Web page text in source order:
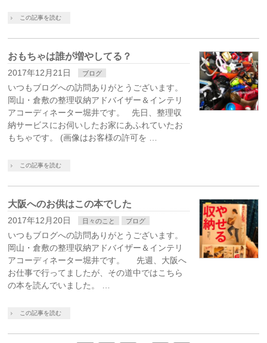
この記事を読む
おもちゃは誰が増やしてる？
2017年12月21日 ブログ
いつもブログへの訪問ありがとうございます。
岡山・倉敷の整理収納アドバイザー＆インテリ
アコーディネーター堀井です。 先日、整理収
納サービスにお伺いしたお家にあふれていたお
もちゃです。 (画像はお客様の許可を …
この記事を読む
大阪へのお供はこの本でした
2017年12月20日 日々のこと ブログ
いつもブログへの訪問ありがとうございます。
岡山・倉敷の整理収納アドバイザー＆インテリ
アコーディネーター堀井です。 先週、大阪へ
お仕事で行ってましたが、その道中ではこちら
の本を読んでいました。 …
この記事を読む